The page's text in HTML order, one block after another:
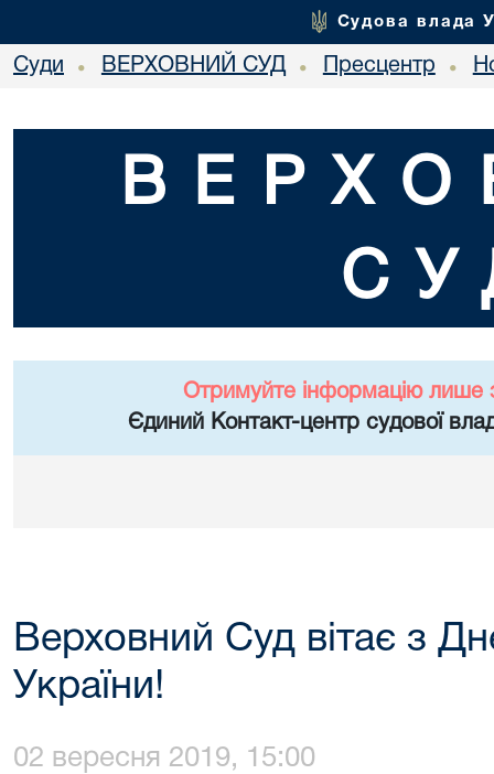
Судова влада
Суди • ВЕРХОВНИЙ СУД • Пресцентр •
Отримуйте інформацію лише
Єдиний Контакт-центр судової
Верховний Суд вітає з
України!
02 вересня 2019, 15:00